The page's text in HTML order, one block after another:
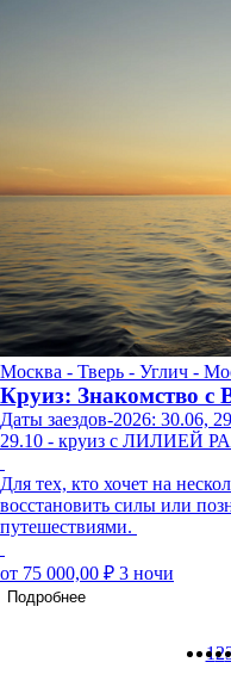
Москва - Тверь - Углич -
Круиз: Знакомство с
Даты заездов-2026: 30.06,
29.10 - круиз с ЛИЛИЕЙ
Для тех, кто хочет на
восстановить силы или
путешествиями.
от 75 000,00 ₽ 3 ночи
Подробнее
12